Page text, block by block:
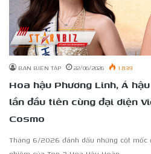
BAN BIÊN TẬP 22/06/2026 1.839
Hoa hậu Phương Linh, Á
lần đầu tiên cùng đại diện
Cosmo
Tháng 6/2026 đánh dấu những cột mốc